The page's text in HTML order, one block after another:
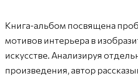
Книга-альбом посвящена
мотивов интерьера в
искусстве. Анализируя
произведения, автор